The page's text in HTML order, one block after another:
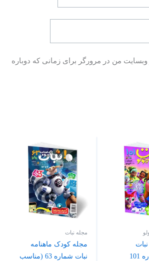
وبسایت من در مرورگر برای زمانی که دوباره
کوچولو شماره 101
مجله نبات
مجله کودک ماهنامه
نبات شماره 63 (مناسب